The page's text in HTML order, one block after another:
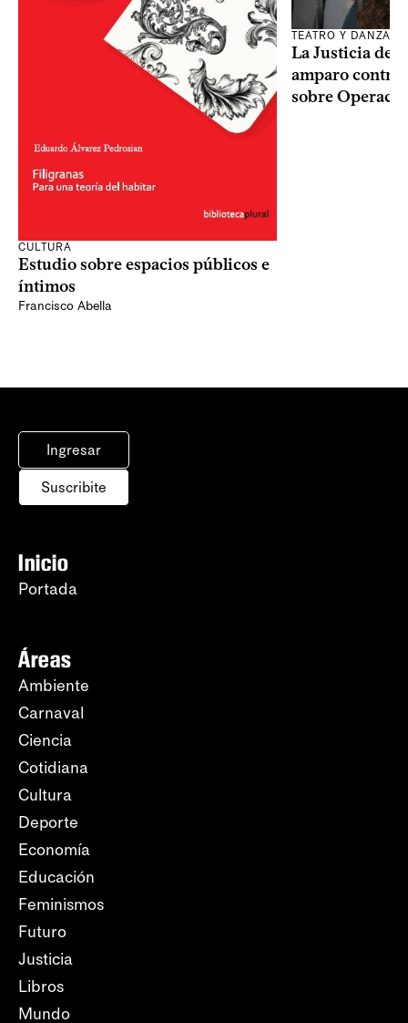
CULTURA
Estudio sobre espacios públicos e
íntimos
Francisco Abella
TEATRO Y DANZA
La Justicia
amparo contra
sobre
Ingresar
Suscribite
Inicio
Portada
Áreas
Ambiente
Carnaval
Ciencia
Cotidiana
Cultura
Deporte
Economía
Educación
Feminismos
Futuro
Justicia
Libros
Mundo